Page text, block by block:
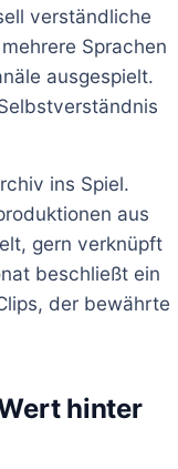
verständliche
Sprachen
ausgespielt.
ins Spiel.
aus
gern verknüpft
beschließt ein
der bewährte
hinter